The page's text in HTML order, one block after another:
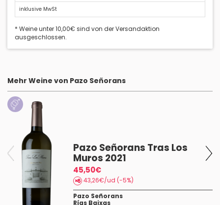
inklusive MwSt
* Weine unter 10,00€ sind von der Versandaktion
ausgeschlossen.
Mehr Weine von Pazo Señorans
Pazo Señorans Tras Los
Muros 2021
45,50€
43,26€/ud (-5%)
Pazo Señorans
Rías Baixas